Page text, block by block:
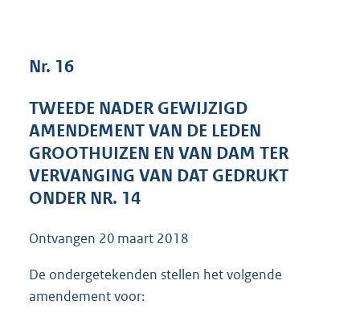
Nr. 16
TWEEDE NADER GEWIJZIGD
AMENDEMENT VAN DE LEDEN
GROOTHUIZEN EN VAN DAM TER
VERVANGING VAN DAT GEDRUKT
ONDER NR. 14
Ontvangen 20 maart 2018
De ondergetekenden stellen het volgende
amendement voor: